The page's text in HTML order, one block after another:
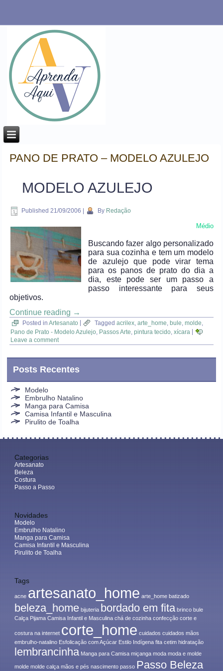
PANO DE PRATO – MODELO AZULEJO
MODELO AZULEJO
Published 21/09/2006 By Redação
Médio
Buscando fazer algo personalizado
para sua cozinha e tem um modelo
de azulejo que pode virar tema
para os panos de prato do dia a
dia, este pode ser um passo a
passo interessante para seus
objetivos.
Continue reading →
Posted in Artesanato Tagged acrilex ,arte_home ,bule ,molde
Pano de Prato - Modelo Azulejo Passos Arte ,pintura tecido ,xícara
Leave a comment
Posts Recentes
Modelo
Embrulho Natalino
Manga para Camisa
Camisa Infantil e Masculina
Pirulito de Toalha
Categorias
Artesanato
Beleza
Costura
Passo a Passo
Novidades
Modelo
Embrulho Natalino
Manga para Camisa
Camisa Infantil e Masculina
Pirulito de Toalha
Tags
acne artesanato_home arte_home batizado
beleza_home bijuteria bordado em fita brinco bule
Calça Pijama Camisa Infantil e Masculina chá de cozinha confecção corte e
costura na internet corte_home cuidados cuidados mãos
embrulho-natalino Esfolicação com Açúcar Estilo Indígena fita cetim hidratação
lembrancinha Manga para Camisa miçanga moda moda e molde
molde molde calça mãos e pés nascimento passo Passo Beleza